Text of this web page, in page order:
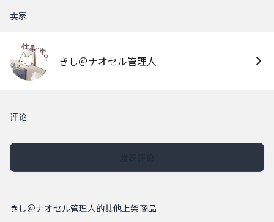
卖家
きし＠ナオセル管理人
评论
きし＠ナオセル管理人的其他上架商品